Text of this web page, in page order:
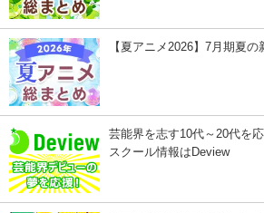
【夏アニメ2026】7月期夏
芸能界を志す10代～20代を
スクール情報はDeview